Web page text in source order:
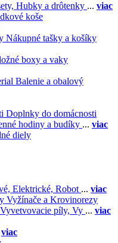
Hubky a drôtenky ... viac
koše
Nákupné tašky a košíky
boxy a vaky
Balenie a obalový
Doplnky do domácnosti
hodiny a budíky ... viac
diely
Elektrické, Robot ... viac
Vyžínače a Krovinorezy
Vyvetvovacie píly, Vy ... viac
viac